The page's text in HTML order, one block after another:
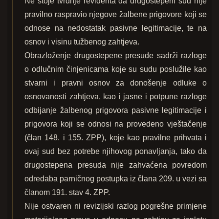
pravilno raspravio njegove žalbene prigovore koji se
odnose na nedostatak pasivne legitimacije, te na
osnov i visinu tužbenog zahtjeva.
Obrazloženje drugostepene presude sadrži razloge
o odlučnim činjenicama koje su sudu poslužile kao
stvarni i pravni osnov za donošenje odluke o
osnovanosti zahtjeva, kao i jasne i potpune razloge
odbijanje žalbenog prigovora pasivne legitimacije i
prigovora koji se odnosi na provedeno vještačenje
(član 148. i 155. ZPP), koje kao pravilne prihvata i
ovaj sud bez potrebe njihovog ponavljanja, tako da
drugostepena presuda nije zahvaćena povredom
odredaba parničnog postupka iz člana 209. u vezi sa
članom 191. stav 4. ZPP.
Nije ostvaren ni revizijski razlog pogrešne primjene